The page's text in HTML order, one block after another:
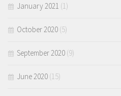
January 2021 (1)
October 2020 (5)
September 2020 (9)
June 2020 (15)